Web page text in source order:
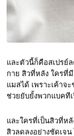
และตัวนี้ก็คือสเปรย์
กาย สิวที่หลัง ใครที่
แมสได้ เพราะเค้าจ
ช่วยยับยั้งพวกแบคที
และใครที่เป็นสิวที่ห
สิวลดลงอย่างชัดเจ